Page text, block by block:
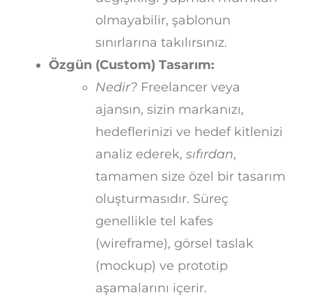
olmayabilir, şablonun
sınırlarına takılırsınız.
Özgün (Custom) Tasarım:
Nedir? Freelancer veya
ajansın, sizin markanızı,
hedeflerinizi ve hedef kitlenizi
analiz ederek, sıfırdan,
tamamen size özel bir tasarım
oluşturmasıdır. Süreç
genellikle tel kafes
(wireframe), görsel taslak
(mockup) ve prototip
aşamalarını içerir.